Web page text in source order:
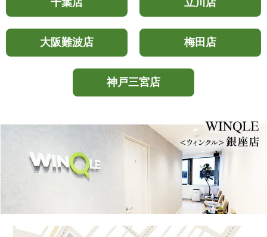
千葉店 立川店
大阪難波店 梅田店
神戸三宮店